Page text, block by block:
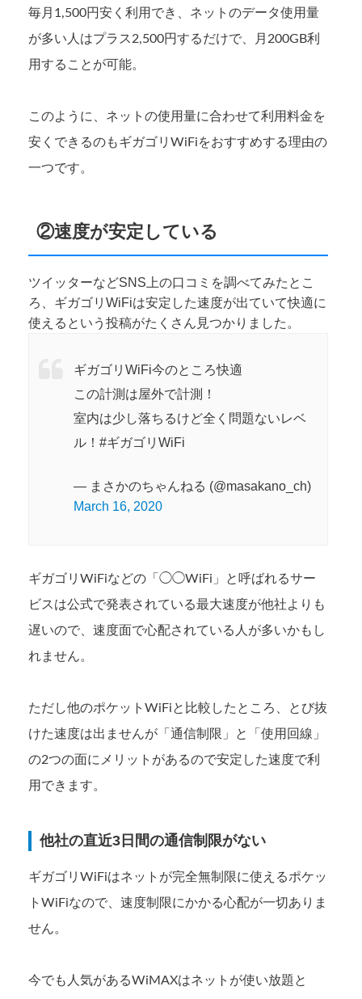
毎月1,500円安く利用でき、ネットのデータ使用量
が多い人はプラス2,500円するだけで、月200GB利
用することが可能。
このように、ネットの使用量に合わせて利用料金を
安くできるのもギガゴリWiFiをおすすめする理由の
一つです。
②速度が安定している
ツイッターなどSNS上の口コミを調べてみたとこ
ろ、ギガゴリWiFiは安定した速度が出ていて快適に
使えるという投稿がたくさん見つかりました。
ギガゴリWiFi今のところ快適
この計測は屋外で計測！
室内は少し落ちるけど全く問題ないレベ
ル！#ギガゴリWiFi
— まさかのちゃんねる (@masakano_ch)
March 16, 2020
ギガゴリWiFiなどの「◯◯WiFi」と呼ばれるサー
ビスは公式で発表されている最大速度が他社よりも
遅いので、速度面で心配されている人が多いかもし
れません。
ただし他のポケットWiFiと比較したところ、とび抜
けた速度は出ませんが「通信制限」と「使用回線」
の2つの面にメリットがあるので安定した速度で利
用できます。
他社の直近3日間の通信制限がない
ギガゴリWiFiはネットが完全無制限に使えるポケッ
トWiFiなので、速度制限にかかる心配が一切ありま
せん。
今でも人気があるWiMAXはネットが使い放題と